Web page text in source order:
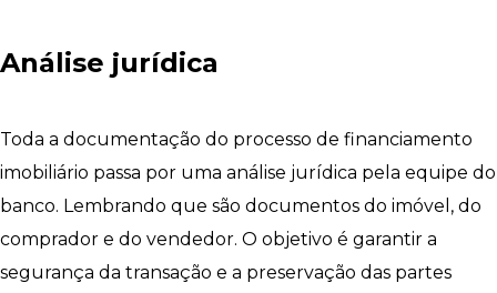
Análise jurídica
Toda a documentação do processo de financiamento
imobiliário passa por uma análise jurídica pela equipe do
banco. Lembrando que são documentos do imóvel, do
comprador e do vendedor. O objetivo é garantir a
segurança da transação e a preservação das partes